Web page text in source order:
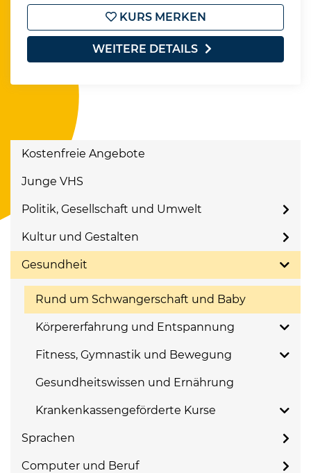
KURS MERKEN
WEITERE DETAILS
Kostenfreie Angebote
Junge VHS
Politik, Gesellschaft und Umwelt
Kultur und Gestalten
Gesundheit
Rund um Schwangerschaft und Baby
Körpererfahrung und Entspannung
Fitness, Gymnastik und Bewegung
Gesundheitswissen und Ernährung
Krankenkassengeförderte Kurse
Sprachen
Computer und Beruf